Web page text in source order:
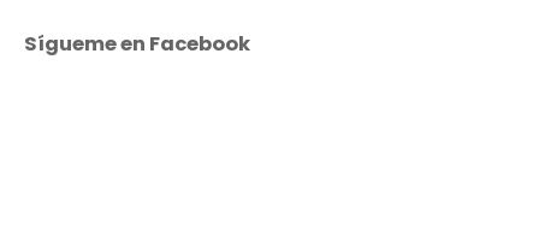
Sígueme en Facebook